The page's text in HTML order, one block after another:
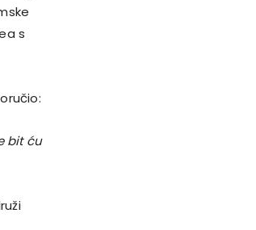
s
bit ću